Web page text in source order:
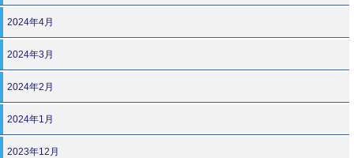
2024年4月
2024年3月
2024年2月
2024年1月
2023年12月